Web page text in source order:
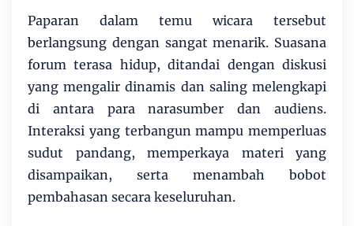
Paparan dalam temu wicara tersebut
berlangsung dengan sangat menarik. Suasana
forum terasa hidup, ditandai dengan diskusi
yang mengalir dinamis dan saling melengkapi
di antara para narasumber dan audiens.
Interaksi yang terbangun mampu memperluas
sudut pandang, memperkaya materi yang
disampaikan, serta menambah bobot
pembahasan secara keseluruhan.